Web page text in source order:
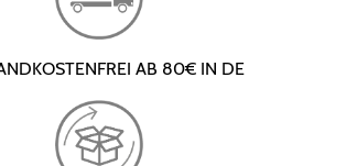
AB 80€ IN DE